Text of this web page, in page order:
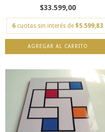
$33.599,00
6 cuotas sin interés de $5.599,83
AGREGAR AL CARRITO